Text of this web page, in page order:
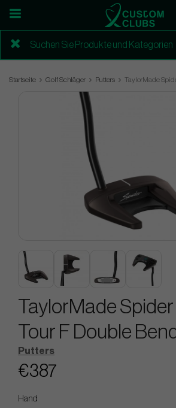
Startseite Golf Schläger Putters TaylorMade
TaylorMade Spider
Tour F Double Bend
Putters
€387
Hand